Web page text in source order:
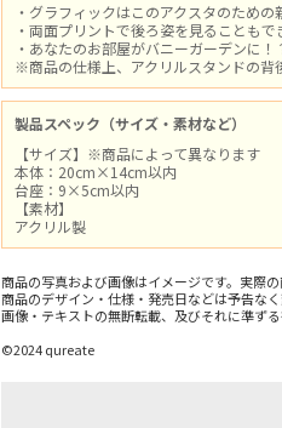
・グラフィックはこのアクスタのための
・両面プリントで後ろ姿を見ることもで
・あなたのお部屋がバニーガーデンに
※商品の仕様上、アクリルスタンドの背
製品スペック（サイズ・素材など）
【サイズ】※商品によって異なります
本体：20cm×14cm以内
台座：9×5cm以内
【素材】
アクリル製
商品の写真および画像はイメージです。実際の
商品のデザイン・仕様・発売日などは予告なく
画像・テキストの無断転載、及びそれに準ずる
©2024 qureate